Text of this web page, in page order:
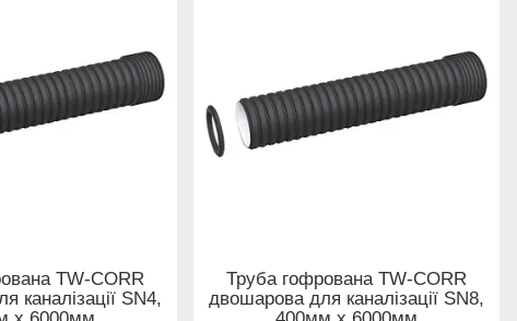
TW-CORR
каналізації SN4,
Труба гофрована TW-CORR
двошарова для каналізації SN8,